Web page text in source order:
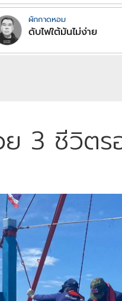
ผักกาดหอม
ดับไฟใต้มันไม่ง่าย
3 ชีวิตร